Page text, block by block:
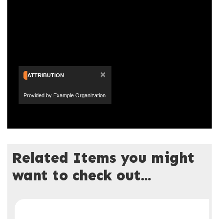
ATTRIBUTION ×
Provided by Example Organization
Related Items you might
want to check out...